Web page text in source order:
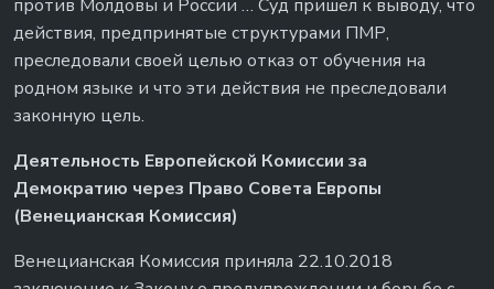
против Молдовы и России … Суд пришел к выводу, что
действия, предпринятые структурами ПМР,
преследовали своей целью отказ от обучения на
родном языке и что эти действия не преследовали
законную цель.
Деятельность Европейской Комиссии за
Демократию через Право Совета Европы
(Венецианская Комиссия)
Венецианская Комиссия приняла 22.10.2018